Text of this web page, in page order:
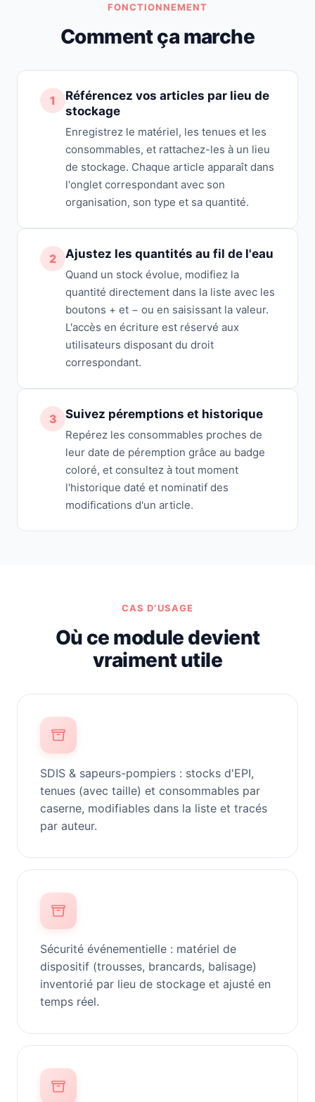
FONCTIONNEMENT
Comment ça marche
1
Référencez vos articles par lieu de
stockage
Enregistrez le matériel, les tenues et les
consommables, et rattachez-les à un lieu
de stockage. Chaque article apparaît dans
l'onglet correspondant avec son
organisation, son type et sa quantité.
2 Ajustez les quantités au fil de l'eau
Quand un stock évolue, modifiez la
quantité directement dans la liste avec les
boutons + et − ou en saisissant la valeur.
L'accès en écriture est réservé aux
utilisateurs disposant du droit
correspondant.
3 Suivez péremptions et historique
Repérez les consommables proches de
leur date de péremption grâce au badge
coloré, et consultez à tout moment
l'historique daté et nominatif des
modifications d'un article.
CAS D’USAGE
Où ce module devient
vraiment utile
SDIS & sapeurs-pompiers : stocks d'EPI,
tenues (avec taille) et consommables par
caserne, modifiables dans la liste et tracés
par auteur.
Sécurité événementielle : matériel de
dispositif (trousses, brancards, balisage)
inventorié par lieu de stockage et ajusté en
temps réel.